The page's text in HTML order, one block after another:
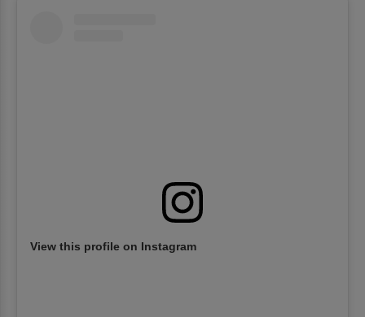
View this profile on Instagram